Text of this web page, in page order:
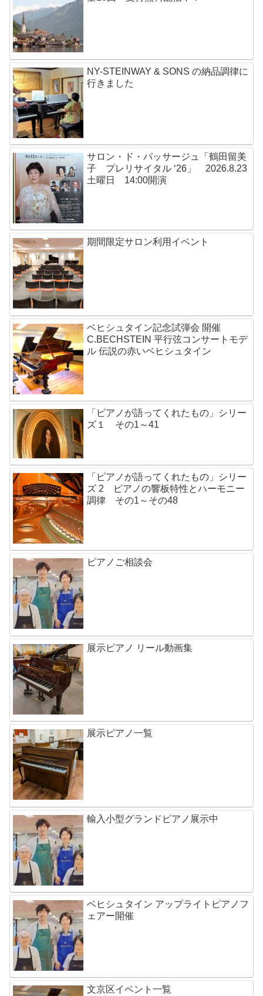
NY-STEINWAY & SONS の納品調律に
行きました
サロン・ド・パッサージュ「鶴田留美
子 プレリサイタル ‘26」 2026.8.23
土曜日 14:00開演
期間限定サロン利用イベント
ベヒシュタイン記念試弾会 開催
C.BECHSTEIN 平行弦コンサートモデ
ル 伝説の赤いベヒシュタイン
「ピアノが語ってくれたもの」シリー
ズ１ その1～41
「ピアノが語ってくれたもの」シリー
ズ 2 ピアノの響板特性とハーモニー
調律 その1～その48
ピアノご相談会
展示ピアノ リール動画集
展示ピアノ一覧
輸入小型グランドピアノ展示中
ベヒシュタイン アップライトピアノフ
ェアー開催
文京区イベント一覧